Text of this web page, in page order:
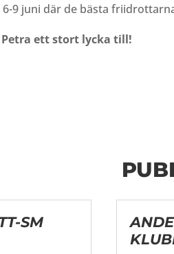
6-9 juni där de bästa
ett stort lycka till!
SM